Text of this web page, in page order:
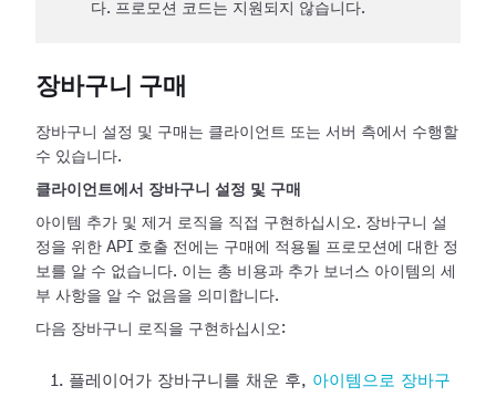
다. 프로모션 코드는 지원되지 않습니다.
장바구니 구매
장바구니 설정 및 구매는 클라이언트 또는 서버 측에서 수행할
수 있습니다.
클라이언트에서 장바구니 설정 및 구매
아이템 추가 및 제거 로직을 직접 구현하십시오. 장바구니 설
정을 위한 API 호출 전에는 구매에 적용될 프로모션에 대한 정
보를 알 수 없습니다. 이는 총 비용과 추가 보너스 아이템의 세
부 사항을 알 수 없음을 의미합니다.
다음 장바구니 로직을 구현하십시오:
플레이어가 장바구니를 채운 후, 아이템으로 장바구